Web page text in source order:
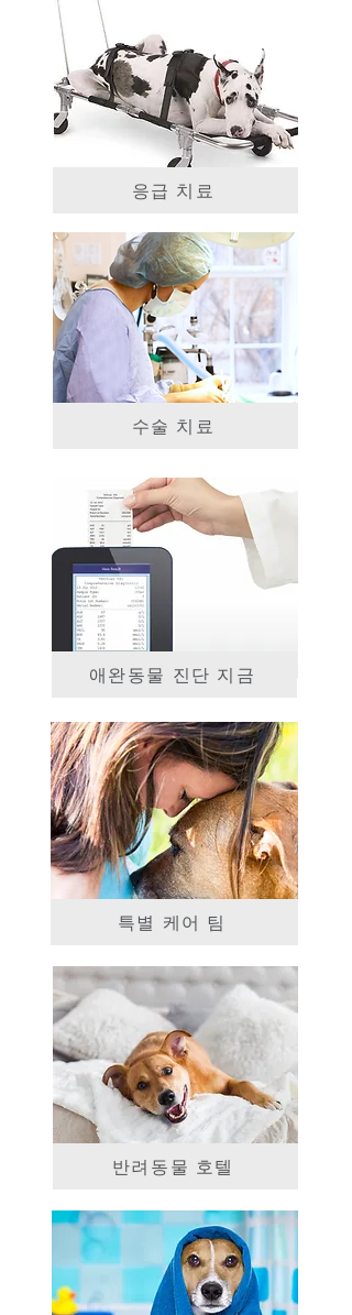
응급 치료
수술 치료
애완동물 진단 지금
특별 케어 팀
반려동물 호텔